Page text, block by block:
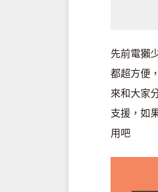
先前電獺
都超方便
來和大家
支援，如
用吧